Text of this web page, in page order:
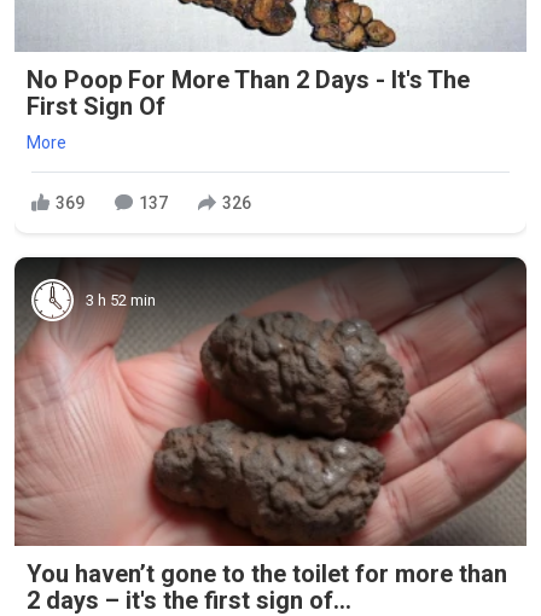
No Poop For More Than 2 Days - It's The
First Sign Of
More
369 137 326
3 h 52 min
You haven’t gone to the toilet for more than
2 days – it's the first sign of...